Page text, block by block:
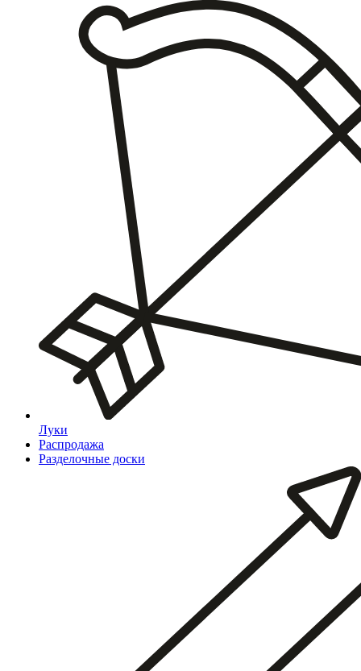
Луки
Распродажа
Разделочные доски